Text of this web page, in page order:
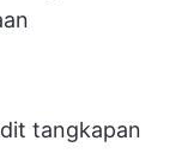
tangkapan